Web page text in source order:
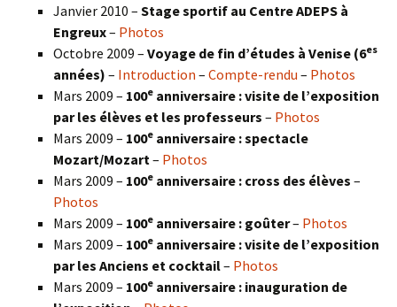
Janvier 2010 – Stage sportif au Centre ADEPS à
Engreux– Photos
Octobre 2009 – Voyage de fin d’études à Venise (6es
années) – Introduction – Compte-rendu – Photos
Mars 2009 – 100e anniversaire : visite de l’exposition
par les élèves et les professeurs – Photos
Mars 2009 – 100e anniversaire : spectacle
Mozart/Mozart – Photos
Mars 2009 – 100e anniversaire : cross des élèves –
Photos
Mars 2009 – 100e anniversaire : goûter– Photos
Mars 2009 – 100e anniversaire : visite de l’exposition
par les Anciens et cocktail– Photos
Mars 2009 – 100e anniversaire : inauguration de